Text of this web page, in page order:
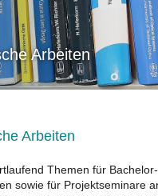
Arbeiten
Arbeiten
Themen für
sowie für Projektseminare